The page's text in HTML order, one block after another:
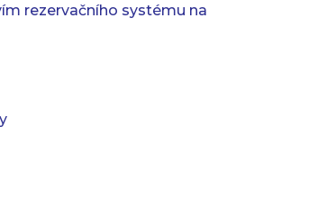
rezervačního systému na